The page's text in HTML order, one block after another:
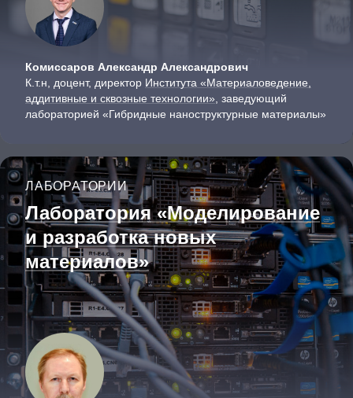
Комиссаров Александр Александрович
К.т.н, доцент, директор Института «Материаловедение,
аддитивные и сквозные технологии» , заведующий
лабораторией «Гибридные наноструктурные материалы»
ЛАБОРАТОРИИ
Лаборатория «Моделирование
и разработка новых
материалов»